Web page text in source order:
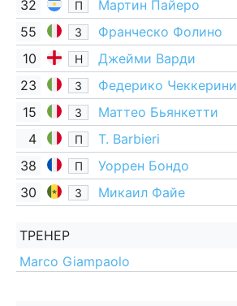
32
П Мартин Пайеро
55 З
Франческо Фолино
10
Н Джейми Варди
23 З
Федерико Чеккерини
15
З Маттео Бьянкетти
4 П T. Barbieri
38 П Уоррен Бондо
30 З Микаил Файе
ТРЕНЕР
Marco Giampaolo